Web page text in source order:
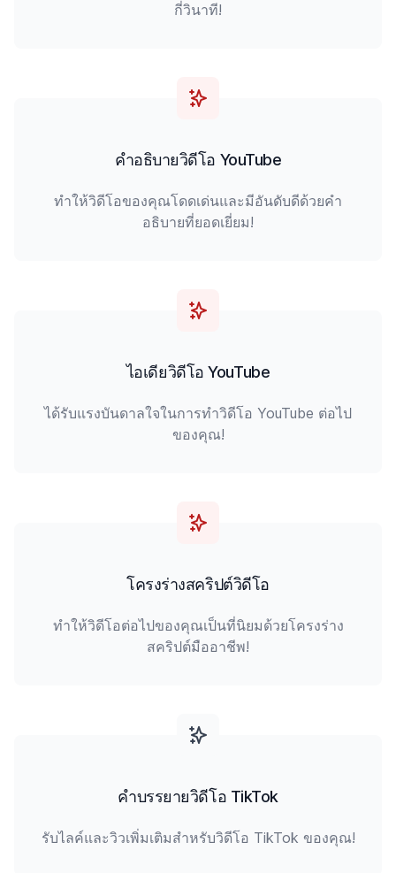
กี่วินาที!
คำอธิบายวิดีโอ YouTube
ทำให้วิดีโอของคุณโดดเด่นและมีอันดับดีด้วยคำ
อธิบายที่ยอดเยี่ยม!
ไอเดียวิดีโอ YouTube
ได้รับแรงบันดาลใจในการทำวิดีโอ YouTube ต่อไป
ของคุณ!
โครงร่างสคริปต์วิดีโอ
ทำให้วิดีโอต่อไปของคุณเป็นที่นิยมด้วยโครงร่าง
สคริปต์มืออาชีพ!
คำบรรยายวิดีโอ TikTok
รับไลค์และวิวเพิ่มเติมสำหรับวิดีโอ TikTok ของคุณ!